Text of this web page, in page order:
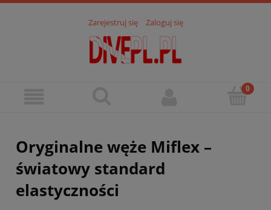
Zarejestruj się Zaloguj się
Oryginalne węże Miflex –
światowy standard
elastyczności